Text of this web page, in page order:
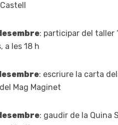
: participar del taller
a les 18 h
: escriure la carta
Mag Maginet
: gaudir de la Quina